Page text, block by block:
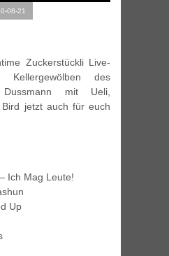
08-21
Zuckerstückli Live-
des
Dussmann mit Ueli,
jetzt auch für euch
Ich Mag Leute!
Up